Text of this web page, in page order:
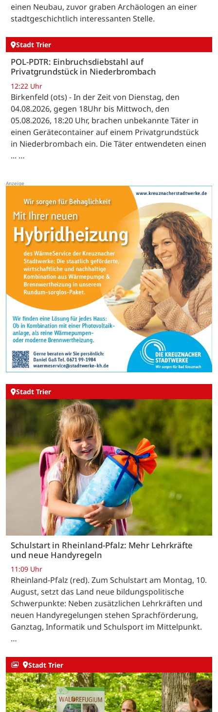
einen Neubau, zuvor graben Archäologen an einer
stadtgeschichtlich interessanten Stelle.
Stadt Trier
POL-PDTR: Einbruchsdiebstahl auf
Privatgrundstück in Niederbrombach
12:22 Uhr
Birkenfeld (ots) - In der Zeit von Dienstag, den
04.08.2026, gegen 18Uhr bis Mittwoch, den
05.08.2026, 18:20 Uhr, brachen unbekannte Täter in
einen Gerätecontainer auf einem Privatgrundstück
in Niederbrombach ein. Die Täter entwendeten einen
... …
Stadt Trier
Schulstart in Rheinland-Pfalz: Mehr Lehrkräfte
und neue Handyregeln
11:09 Uhr
Rheinland-Pfalz (red). Zum Schulstart am Montag, 10.
August, setzt das Land neue bildungspolitische
Schwerpunkte: Neben zusätzlichen Lehrkräften und
neuen Handyregelungen stehen Sprachförderung,
Ganztag, Informatik und Schulsport im Mittelpunkt.
…
Stadt Trier